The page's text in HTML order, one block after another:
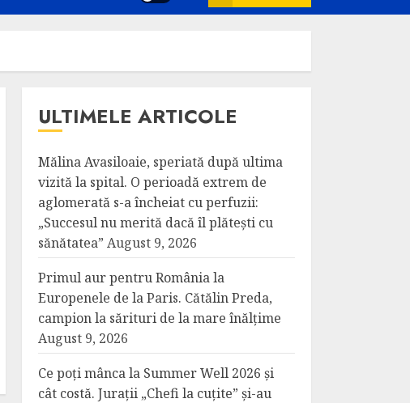
ULTIMELE ARTICOLE
Mălina Avasiloaie, speriată după ultima
vizită la spital. O perioadă extrem de
aglomerată s-a încheiat cu perfuzii:
„Succesul nu merită dacă îl plătești cu
sănătatea” August 9, 2026
Primul aur pentru România la
Europenele de la Paris. Cătălin Preda,
campion la sărituri de la mare înălțime
August 9, 2026
Ce poți mânca la Summer Well 2026 și
cât costă. Jurații „Chefi la cuțite” și-au